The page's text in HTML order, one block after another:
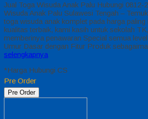
Jual Toga Wisuda Anak Palu Hubungi 0812-
Wisuda Anak Palu Sulawesi Tengah –
toga wisuda anak komplet pada harga
kualitas terbaik, kami kasih untuk sekolah
memberinya penawaran Special semua
Umur Dasar dengan Fitur Produk
selengkapnya
*Harga Hubungi CS
Pre Order
Pre Order